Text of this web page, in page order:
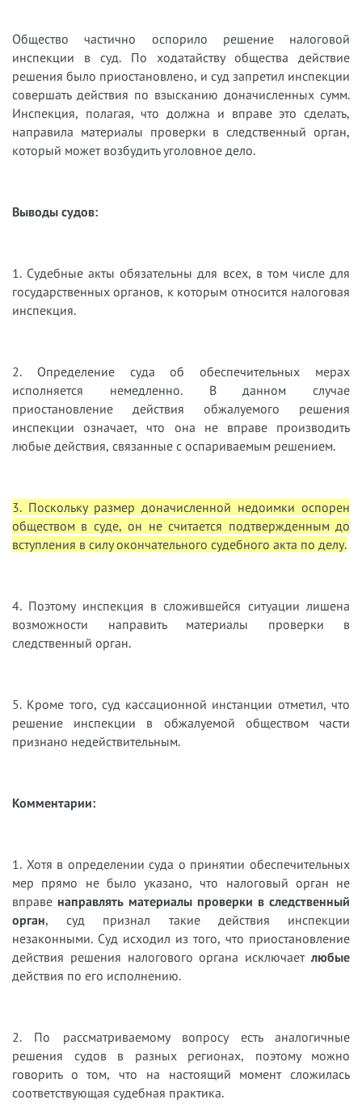
Общество частично оспорило решение налоговой
инспекции в суд. По ходатайству общества действие
решения было приостановлено, и суд запретил инспекции
совершать действия по взысканию доначисленных сумм.
Инспекция, полагая, что должна и вправе это сделать,
направила материалы проверки в следственный орган,
который может возбудить уголовное дело.
Выводы судов:
1. Судебные акты обязательны для всех, в том числе для
государственных органов, к которым относится налоговая
инспекция.
2. Определение суда об обеспечительных мерах
исполняется немедленно. В данном случае
приостановление действия обжалуемого решения
инспекции означает, что она не вправе производить
любые действия, связанные с оспариваемым решением.
3. Поскольку размер доначисленной недоимки оспорен
обществом в суде, он не считается подтвержденным до
вступления в силу окончательного судебного акта по делу.
4. Поэтому инспекция в сложившейся ситуации лишена
возможности направить материалы проверки в
следственный орган.
5. Кроме того, суд кассационной инстанции отметил, что
решение инспекции в обжалуемой обществом части
признано недействительным.
Комментарии:
1. Хотя в определении суда о принятии обеспечительных
мер прямо не было указано, что налоговый орган не
вправе направлять материалы проверки в следственный
орган, суд признал такие действия инспекции
незаконными. Суд исходил из того, что приостановление
действия решения налогового органа исключаетлюбые
действия по его исполнению.
2. По рассматриваемому вопросу есть аналогичные
решения судов в разных регионах, поэтому можно
говорить о том, что на настоящий момент сложилась
соответствующая судебная практика.